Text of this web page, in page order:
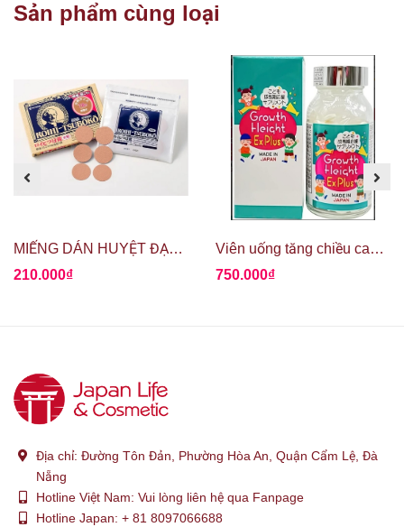
Sản phẩm cùng loại
MIẾNG DÁN HUYỆT ĐẠO GIẢM ĐAU ROIHI TSUBOKO
210.000₫
Viên uống tăng chiều cao Growth Height Ex Plus
750.000₫
Địa chỉ: Đường Tôn Đản, Phường Hòa An, Quận Cẩm Lệ, Đà
Nẵng
Hotline Việt Nam: Vui lòng liên hệ qua Fanpage
Hotline Japan: + 81 8097066688